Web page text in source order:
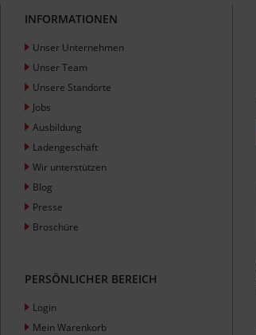
INFORMATIONEN
Unser Unternehmen
Unser Team
Unsere Standorte
Jobs
Ausbildung
Ladengeschäft
Wir unterstützen
Blog
Presse
Broschüre
PERSÖNLICHER BEREICH
Login
Mein Warenkorb